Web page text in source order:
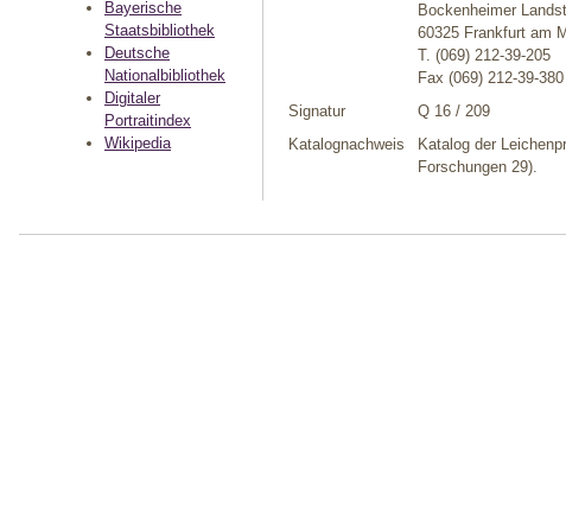
Bayerische
Staatsbibliothek
Deutsche
Nationalbibliothek
Digitaler
Portraitindex
Wikipedia
Bockenheimer
60325 Frankfurt am
T. (069) 212-39-205
Fax (069) 212-39-380
Signatur
Q 16 / 209
Katalognachweis
Katalog der
Forschungen 29).